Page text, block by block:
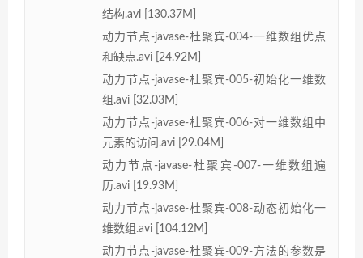
结构.avi [130.37M]
动力节点-javase-杜聚宾-004-一维数组优点
和缺点.avi [24.92M]
动力节点-javase-杜聚宾-005-初始化一维数
组.avi [32.03M]
动力节点-javase-杜聚宾-006-对一维数组中
元素的访问.avi [29.04M]
动力节点-javase-杜聚宾-007-一维数组遍
历.avi [19.93M]
动力节点-javase-杜聚宾-008-动态初始化一
维数组.avi [104.12M]
动力节点-javase-杜聚宾-009-方法的参数是